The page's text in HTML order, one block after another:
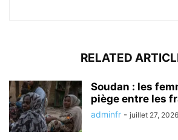
RELATED
Soudan : les
piège entre les
adminfr - juillet 27, 2026